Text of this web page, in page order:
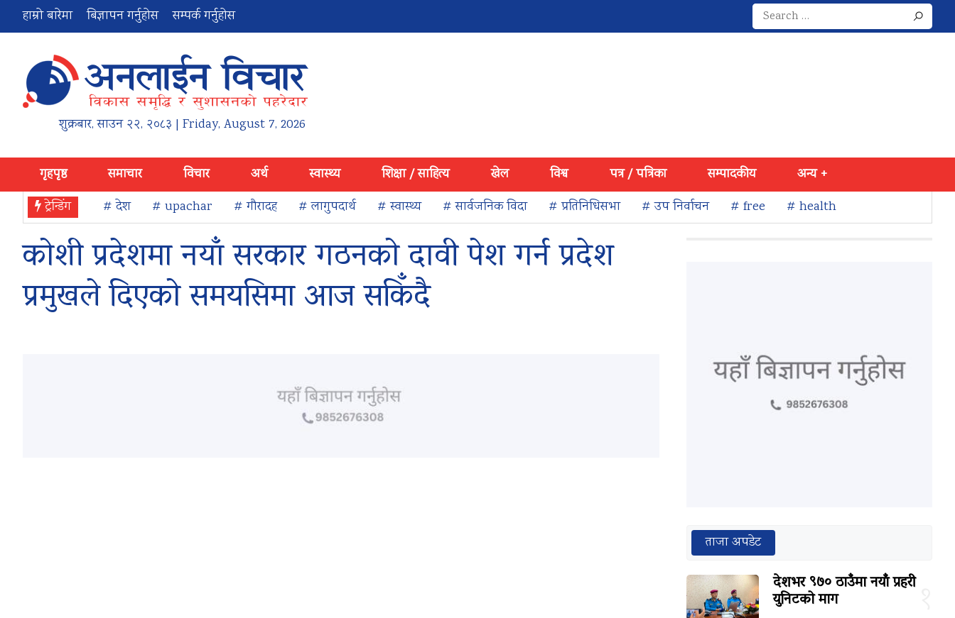
हाम्रो बारेमा बिज्ञापन गर्नुहोस सम्पर्क गर्नुहोस
Search
for:
शुक्रबार,साउन २२, २०८३ | Friday, August 7, 2026
गृहपृष्ठ समाचार विचार अर्थ स्वास्थ्य शिक्षा / साहित्य खेल विश्व पत्र / पत्रिका सम्पादकीय
अन्य +
ट्रेन्डिंग
# देश # upachar # गौरादह # लागुपदार्थ # स्वास्थ्य # सार्वजनिक विदा # प्रतिनिधिसभा # उप निर्वाचन # free # health
कोशी प्रदेशमा नयाँ सरकार गठनको दावी पेश गर्न प्रदेश
प्रमुखले दिएको समयसिमा आज सकिँदै
ताजा अपडेट
देशभर ९७० ठाउँमा नयाँ प्रहरी
युनिटको माग